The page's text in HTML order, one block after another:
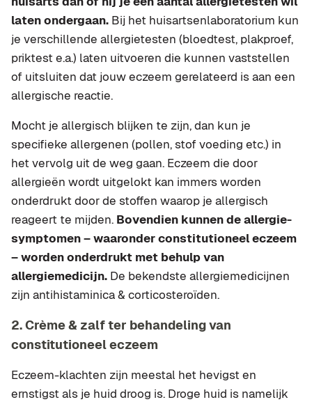
laten ondergaan. Bij het huisartsenlaboratorium kun
je verschillende allergietesten (bloedtest, plakproef,
priktest e.a.) laten uitvoeren die kunnen vaststellen
of uitsluiten dat jouw eczeem gerelateerd is aan een
allergische reactie.
Mocht je allergisch blijken te zijn, dan kun je
specifieke allergenen (pollen, stof voeding etc.) in
het vervolg uit de weg gaan. Eczeem die door
allergieën wordt uitgelokt kan immers worden
onderdrukt door de stoffen waarop je allergisch
reageert te mijden. Bovendien kunnen de allergie-
symptomen – waaronder constitutioneel eczeem
– worden onderdrukt met behulp van
allergiemedicijn. De bekendste allergiemedicijnen
zijn antihistaminica & corticosteroïden.
2. Crème & zalf ter behandeling van
constitutioneel eczeem
Eczeem-klachten zijn meestal het hevigst en
ernstigst als je huid droog is. Droge huid is namelijk